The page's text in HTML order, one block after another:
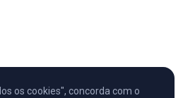
os cookies", concorda com o